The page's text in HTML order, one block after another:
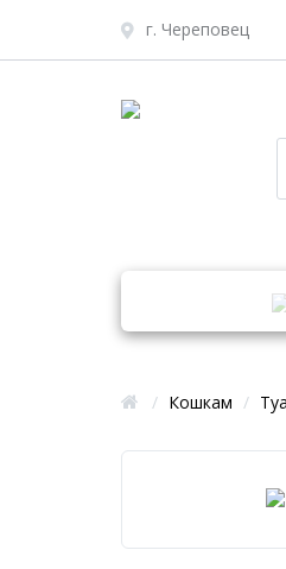
г. Череповец
/ Кошкам /